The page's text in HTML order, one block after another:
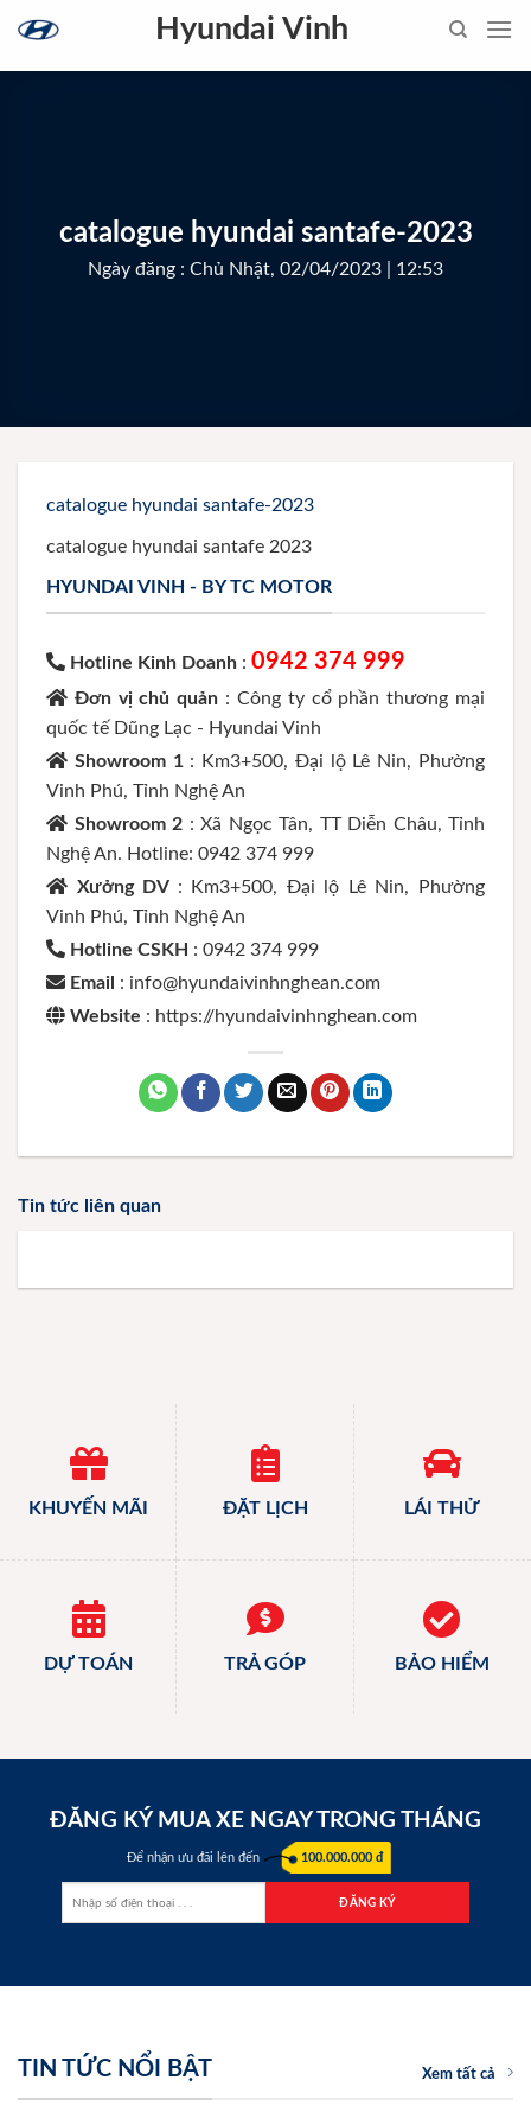
content
Hyundai Vinh
catalogue hyundai santafe-2023
Ngày đăng : Chủ Nhật, 02/04/2023 | 12:53
catalogue hyundai santafe-2023
catalogue hyundai santafe 2023
HYUNDAI VINH - BY TC MOTOR
Hotline Kinh Doanh : 0942 374 999
Đơn vị chủ quản : Công ty cổ phần thương mại
quốc tế Dũng Lạc - Hyundai Vinh
Showroom 1 : Km3+500, Đại lộ Lê Nin, Phường
Vinh Phú, Tỉnh Nghệ An
Showroom 2 : Xã Ngọc Tân, TT Diễn Châu, Tỉnh
Nghệ An. Hotline: 0942 374 999
Xưởng DV : Km3+500, Đại lộ Lê Nin, Phường
Vinh Phú, Tỉnh Nghệ An
Hotline CSKH : 0942 374 999
Email : info@hyundaivinhnghean.com
Website : https://hyundaivinhnghean.com
Tin tức liên quan
KHUYẾN MÃI ĐẶT LỊCH LÁI THỬ
DỰ TOÁN TRẢ GÓP BẢO HIỂM
ĐĂNG KÝ MUA XE NGAY TRONG THÁNG
Để nhận ưu đãi lên đến 100.000.000 đ
TIN TỨC NỔI BẬT Xem tất cả